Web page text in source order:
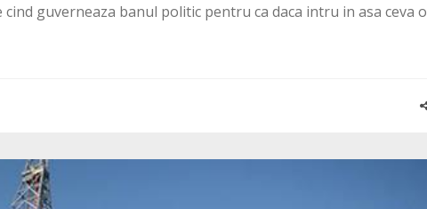
guverneaza banul politic pentru ca daca intru in asa ceva o